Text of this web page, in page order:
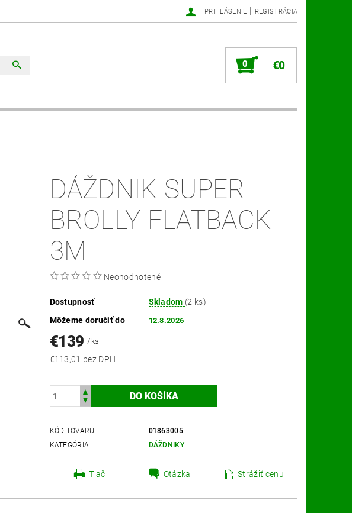
PRIHLÁSENIE | REGISTRÁCIA
0 €0
DÁŽDNIK SUPER
BROLLY FLATBACK
3M
Neohodnotené
Dostupnosť Skladom (2 ks)
Môžeme doručiť do
12.8.2026
€139/ ks
€113,01 bez DPH
KÓD TOVARU
01863005
KATEGÓRIA
DÁŽDNIKY
Tlač Otázka Strážiť cenu